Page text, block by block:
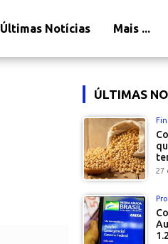
Últimas Notícias Mais ...
ÚLTIMAS
27